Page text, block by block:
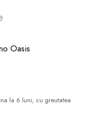
Oasis
la 6 luni, cu greutatea